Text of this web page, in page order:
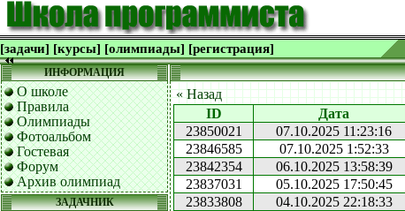
[задачи] [курсы] [олимпиады] [регистрация]
ИНФОРМАЦИЯ
О школе
Правила
Олимпиады
Фотоальбом
Гостевая
Форум
Архив олимпиад
ЗАДАЧНИК
« Назад
ID
Дата
23850021
07.10.2025 11:23:16
23846585
07.10.2025 1:52:33
23842354
06.10.2025 13:58:39
23837031
05.10.2025 17:50:45
23833808
04.10.2025 22:18:33